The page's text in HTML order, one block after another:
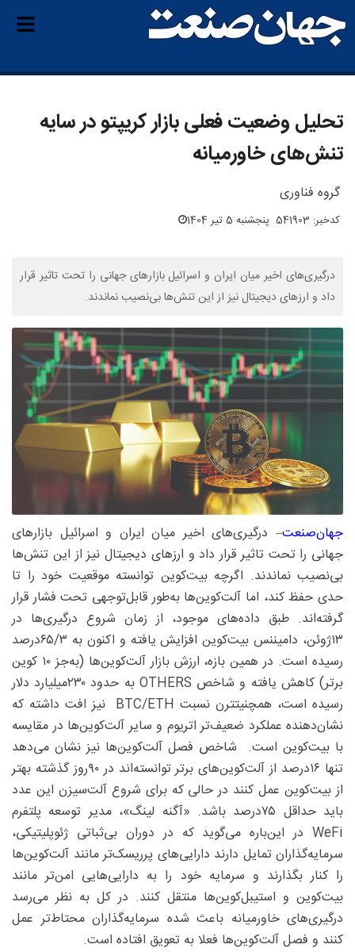
تحلیل وضعیت فعلی بازار کریپتو در سایه
تنش‌های خاورمیانه
گروه فناوری
کدخبر: 541903 پنجشنبه 5 تیر 1404
درگیری‌های اخیر میان ایران و اسرائیل بازارهای جهانی را تحت تاثیر قرار
داد و ارزهای دیجیتال نیز از این تنش‌ها بی‌نصیب نماندند.
جهان‌صنعت– درگیری‌های اخیر میان ایران و اسرائیل بازارهای
جهانی را تحت تاثیر قرار داد و ارزهای دیجیتال نیز از این تنش‌ها
بی‌نصیب نماندند. اگرچه بیت‌کوین توانسته موقعیت خود را تا
حدی حفظ کند، اما آلت‌کوین‌ها به‌طور قابل‌توجهی تحت فشار قرار
گرفته‌اند. طبق داده‌های موجود، از زمان شروع درگیری‌ها در
۱۳ژوئن، دامیننس بیت‌کوین افزایش یافته و اکنون به ۳/‏۶۵‌درصد
رسیده است. در همین بازه، ارزش بازار آلت‌کوین‌ها (به‌جز ۱۰ کوین
برتر) کاهش یافته و شاخص OTHERS به حدود ۲۳۰‌میلیارد دلار
رسیده است، همچنیتترن نسبت ETH/‏BTC نیز افت داشته که
نشان‌دهنده عملکرد ضعیف‌تر اتریوم و سایر آلت‌کوین‌ها در مقایسه
با بیت‌کوین است. شاخص فصل آلت‌کوین‌ها نیز نشان می‌دهد
تنها ۱۶‌درصد از آلت‌کوین‌های برتر توانسته‌اند در ۹۰روز گذشته بهتر
از بیت‌کوین عمل کنند در حالی‌ که برای شروع آلت‌سیزن این عدد
باید حداقل ۷۵‌درصد باشد. «آگنه لینگ»، مدیر توسعه پلتفرم
WeFi در این‌باره می‌گوید که در دوران بی‌ثباتی ژئوپلیتیکی،
سرمایه‌گذاران تمایل دارند دارایی‌های پرریسک‌تر مانند آلت‌کوین‌ها
را کنار بگذارند و سرمایه خود را به دارایی‌هایی امن‌تر مانند
بیت‌کوین و استیبل‌کوین‌ها منتقل کنند. در کل به نظر می‌رسد
درگیری‌های خاورمیانه باعث شده سرمایه‌گذاران محتاط‌تر عمل
کنند و فصل آلت‌کوین‌ها فعلا به تعویق افتاده است.